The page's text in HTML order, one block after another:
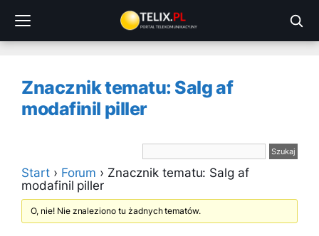
treści
Znacznik tematu: Salg af
modafinil piller
Start › Forum › Znacznik tematu: Salg af
modafinil piller
O, nie! Nie znaleziono tu żadnych tematów.